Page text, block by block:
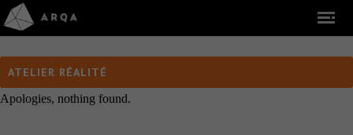
ATELIER RÉALITÉ
Apologies, nothing found.